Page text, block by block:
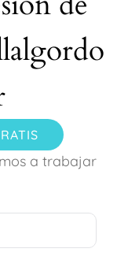
a trabajar